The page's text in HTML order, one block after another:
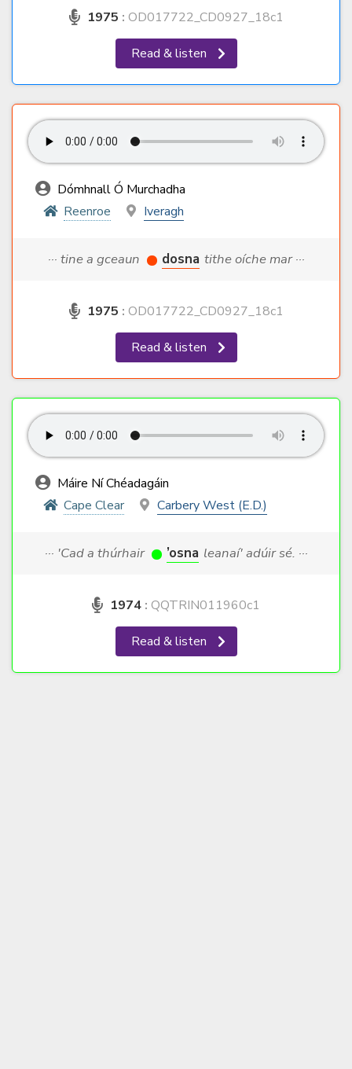
1975 : OD017722_CD0927_18c1
Read & listen
Dómhnall Ó Murchadha
Reenroe
Iveragh
··· tine a gceaun dosna tithe oíche mar ···
1975 : OD017722_CD0927_18c1
Read & listen
Máire Ní Chéadagáin
Cape Clear
Carbery West (E.D.)
··· 'Cad a thúrhair ’osna leanaí' adúir sé. ···
1974 : QQTRIN011960c1
Read & listen